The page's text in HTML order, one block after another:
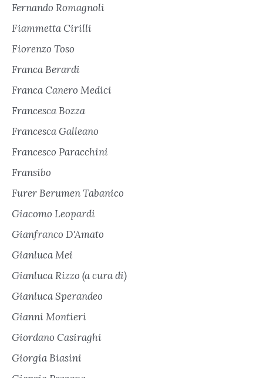
Fernando Romagnoli
Fiammetta Cirilli
Fiorenzo Toso
Franca Berardi
Franca Canero Medici
Francesca Bozza
Francesca Galleano
Francesco Paracchini
Fransibo
Furer Berumen Tabanico
Giacomo Leopardi
Gianfranco D'Amato
Gianluca Mei
Gianluca Rizzo (a cura di)
Gianluca Sperandeo
Gianni Montieri
Giordano Casiraghi
Giorgia Biasini